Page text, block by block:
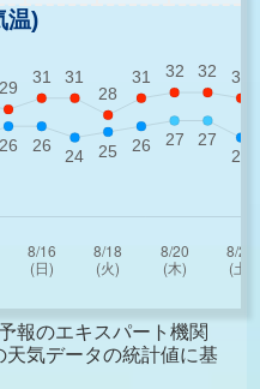
温)
報のエキスパート機関
気データの統計値に基